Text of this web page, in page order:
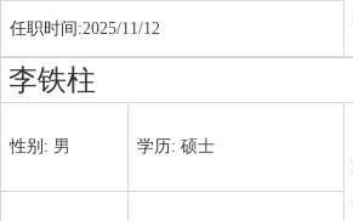
任职时间:2025/11/12
李铁柱
性别: 男 学历: 硕士